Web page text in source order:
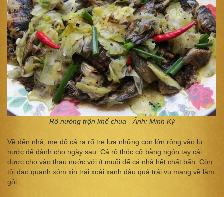
Rô nướng trộn khế chua - Ảnh: Minh Kỳ
Về đến nhà, mẹ đổ cá ra rổ tre lựa những con lớn rộng vào lu
nước để dành cho ngày sau. Cá rô thóc cỡ bằng ngón tay cái
được cho vào thau nước với ít muối để cá nhả hết chất bẩn. Còn
tôi dạo quanh xóm xin trái xoài xanh đậu quả trái vụ mang về làm
gỏi.